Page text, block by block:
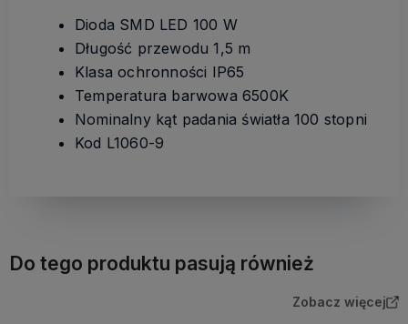
Dioda SMD LED 100 W
Długość przewodu 1,5 m
Klasa ochronności IP65
Temperatura barwowa 6500K
Nominalny kąt padania światła 100 stopni
Kod L1060-9
Do tego produktu pasują również
Zobacz więcej